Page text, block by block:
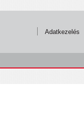
Adatkezelés